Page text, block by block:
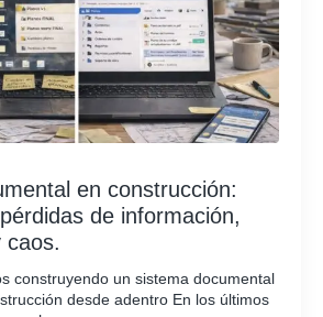
en construcción:
de información,
caos.
construyendo un sistema documental
desde adentro En los últimos